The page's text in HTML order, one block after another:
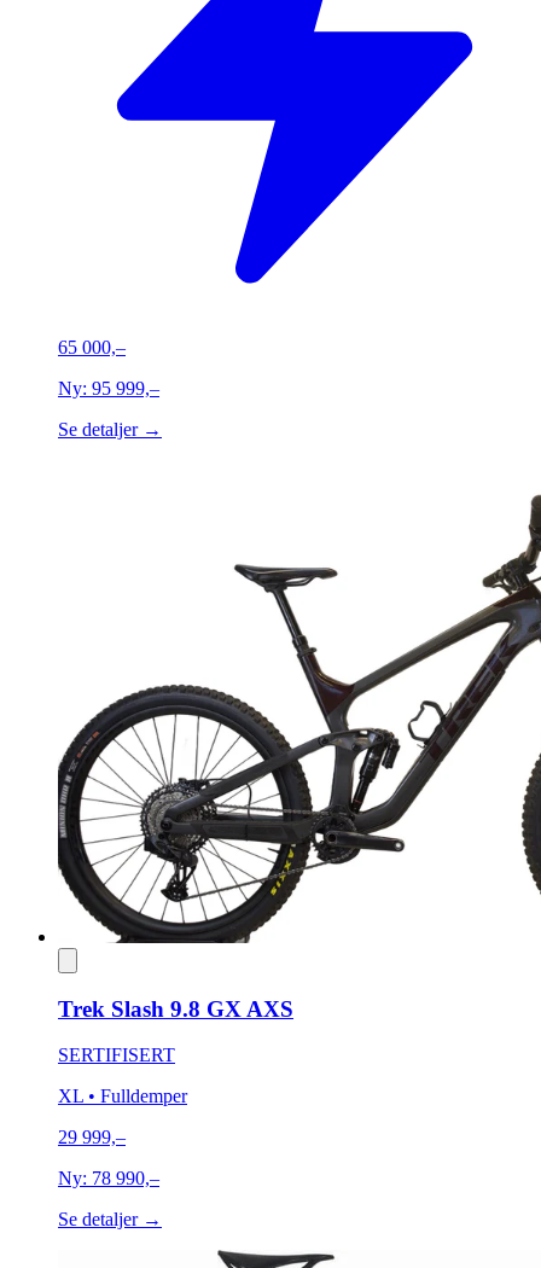
65 000,–
Ny: 95 999,–
Se detaljer →
Trek Slash 9.8 GX AXS
SERTIFISERT
XL • Fulldemper
29 999,–
Ny: 78 990,–
Se detaljer →